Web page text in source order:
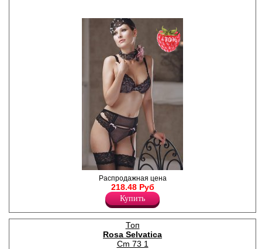
шелковистой микрофибры.
Нежное кружево с
растительным орнаментом
придают белью
изысканность и
женственность. Черный цвет
ассоциируется с
изысканностью и роскошью,
подходит практически для
любых случаев и нарядов.
Состав изделия: полиамид
84%, эластан 16%.
Лайкра 16%
Полиамид 84%
Пояс под чулки, боковые
части из нежного кружева,
впереди и сзади вставки из
микросеточки с
горошинками, передняя
вставка по бокам с
декоративной шнуровкой и
бантиками наверху. Модель
выполнена из гипюровой
−70%
Распродажная цена
218.48 Руб
Купить
Топ
Rosa Selvatica
Cm 73 1